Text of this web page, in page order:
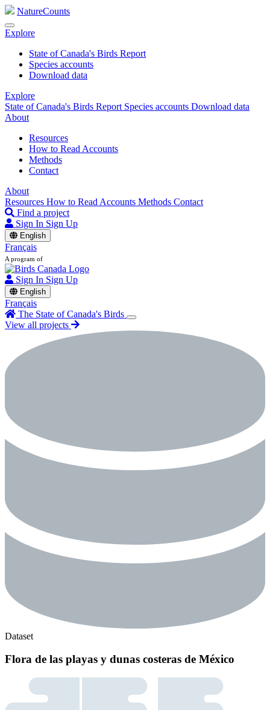
NatureCounts
Explore
State of Canada's Birds Report
Species accounts
Download data
Explore
State of Canada's Birds Report Species accounts Download data
About
Resources
How to Read Accounts
Methods
Contact
About
Resources How to Read Accounts Methods Contact
Find a project
Sign In Sign Up
English
Français
A program of
Sign In Sign Up
English
Français
The State of Canada's Birds
View all projects
Dataset
Flora de las playas y dunas costeras de México